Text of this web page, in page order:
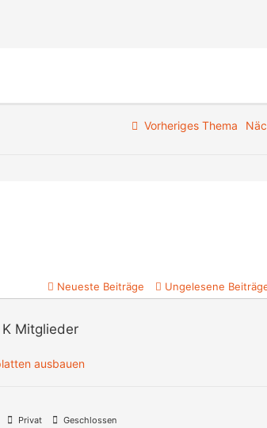
Vorheriges Thema
Neueste Beiträge Ungelesene
K Mitglieder
ausbauen
Privat Geschlossen